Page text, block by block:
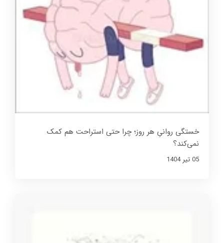
خستگی روانیِ هر روز؛ چرا حتی استراحت هم کمک
نمی‌کند؟
05 تير 1404